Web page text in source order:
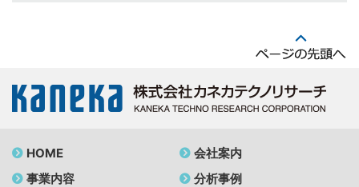
HOME
会社案内
事業内容
分析事例